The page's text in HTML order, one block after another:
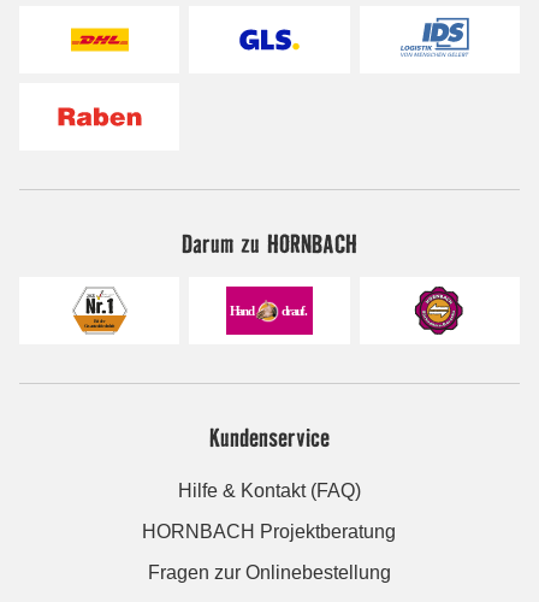
Darum zu HORNBACH
Kundenservice
Hilfe & Kontakt (FAQ)
HORNBACH Projektberatung
Fragen zur Onlinebestellung